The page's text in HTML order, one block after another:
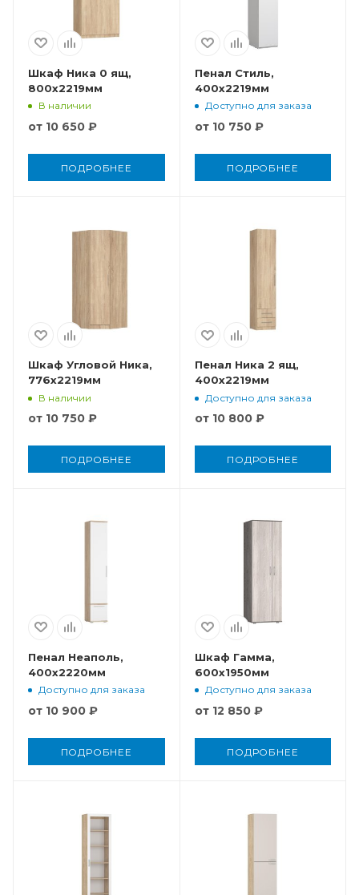
Шкаф Ника 0 ящ,
800x2219мм
В наличии
от 10 650 ₽
ПОДРОБНЕЕ
Пенал Стиль,
400x2219мм
Доступно для заказа
от 10 750 ₽
ПОДРОБНЕЕ
Шкаф Угловой Ника,
776x2219мм
В наличии
от 10 750 ₽
ПОДРОБНЕЕ
Пенал Ника 2 ящ,
400x2219мм
Доступно для заказа
от 10 800 ₽
ПОДРОБНЕЕ
Пенал Неаполь,
400x2220мм
Доступно для заказа
от 10 900 ₽
ПОДРОБНЕЕ
Шкаф Гамма,
600x1950мм
Доступно для заказа
от 12 850 ₽
ПОДРОБНЕЕ